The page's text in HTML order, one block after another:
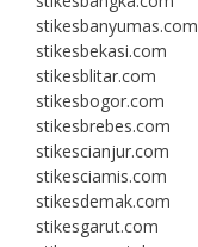
stikesbanyumas.com
stikesbekasi.com
stikesblitar.com
stikesbogor.com
stikesbrebes.com
stikescianjur.com
stikesciamis.com
stikesdemak.com
stikesgarut.com